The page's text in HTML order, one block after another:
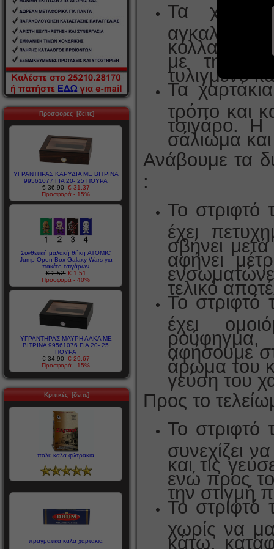
Προσφορές [δείτε]
ΥΓΡΑΝΤΗΡΑΣ ΚΑΡΥΔΙΑ ΜΕ ΒΙΤΡΙΝΑ
99561077 ΓΙΑ 20- 25 ΠΟΥΡΑ
€ 36,90 € 31,37
Προσφορά - 15%
Συνθετική μαλακή θήκη ATOMIC
Jump-Open Box Galaxy Wars για
πακέτο τσιγάρων
€ 2,52 € 1,51
Προσφορά - 40%
ΥΓΡΑΝΤΗΡΑΣ ΜΑΥΡΗ ΛΑΚΑ ΜΕ
ΒΙΤΡΙΝΑ 99561076 ΓΙΑ 20- 25
ΠΟΥΡΑ
€ 34,90 € 29,67
Προσφορά - 15%
Κριτικές [δείτε]
πολυ καλα φιλτρακια
πραγματικα καλα χαρτακια
Τα
κόλλα δεν
με την
τυλιγμένο
Τα
τρόπο και
τσιγάρο. Η
σάλιωμα
Ανάβουμε τα
:
Το στριφτό
έχει
σβήνει
αφήνει
τελικό
Το στριφτό
έχει
αφήσουμε
άρωμα του
γεύση του
Προς το
Το στριφτό
συνεχίζει
και τις
ενώ προς
την στιγμή
Το στριφτό
χωρίς να
κάτω,